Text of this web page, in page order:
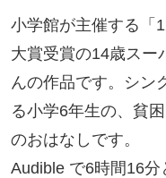
小学館が主催する「
大賞受賞の14歳スー
んの作品です。シン
る小学6年生の、貧
のおはなしです。
Audible で6時間16